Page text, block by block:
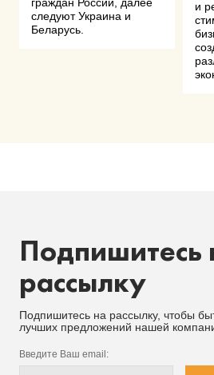
следуют Украина и
Беларусь.
и
Подпишитесь
рассылку
Подпишитесь на рассылку, чтобы
лучших предложений нашей
Введите Ваш email: